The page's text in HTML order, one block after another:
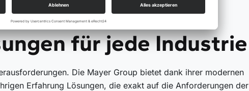
VORTEILE
für jede Industrie
Die Mayer Group bietet dank ihrer modernen
Erfahrung Lösungen, die exakt auf die Anforderungen der